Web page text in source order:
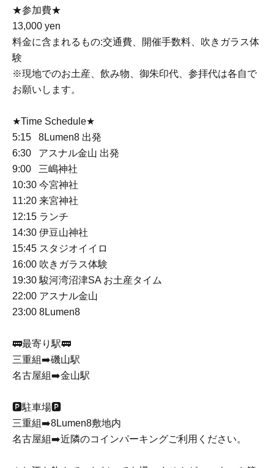
★参加費★
13,000 yen
料金に含まれるもの:交通費、開催手数料、吹きガラス体
験
※現地でのお土産、飲み物、御朱印代、参拝代は各自で
お願いします。
★Time Schedule★
5:15 8Lumen8 出発
6:30 アスナル金山 出発
9:00 三嶋神社
10:30 今宮神社
11:20 来宮神社
12:15 ランチ
14:30 伊豆山神社
15:45 スタジオイイロ
16:00 吹きガラス体験
19:30 駿河湾沼津SA お土産タイム
22:00 アスナル金山
23:00 8Lumen8
🚃最寄り駅🚃
三重組➡️磯山駅
名古屋組➡️金山駅
🅿️駐車場🅿️
三重組➡️8Lumen8敷地内
名古屋組➡️近隣のコインパーキングご利用ください。